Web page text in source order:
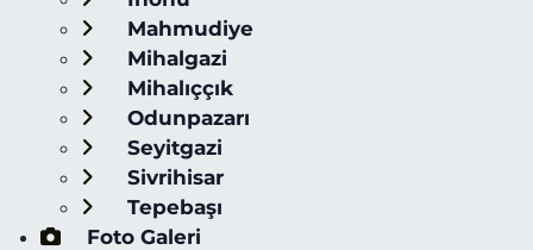
Mahmudiye
Mihalgazi
Mihalıççık
Odunpazarı
Seyitgazi
Sivrihisar
Tepebaşı
Foto Galeri